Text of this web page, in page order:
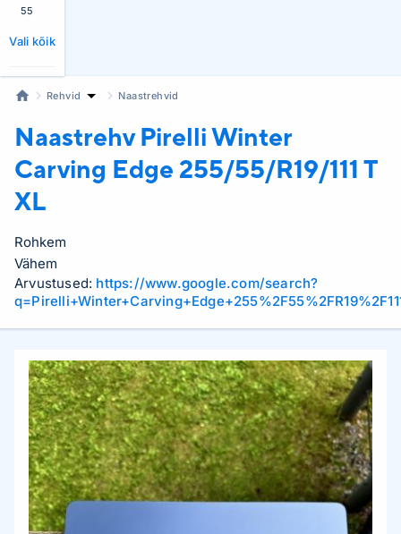
55
Vali kõik
Rehvid Naastrehvid
Naastrehv PirelliWinter
Carving Edge 255/55/R19/111 T
XL
Rohkem
Vähem
Arvustused: https://www.google.com/search?